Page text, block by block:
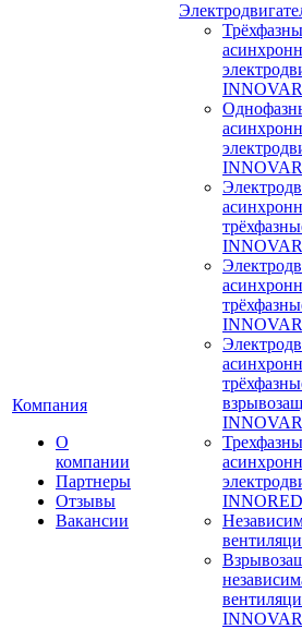
Компания
О
компании
Партнеры
Отзывы
Вакансии
INNORED